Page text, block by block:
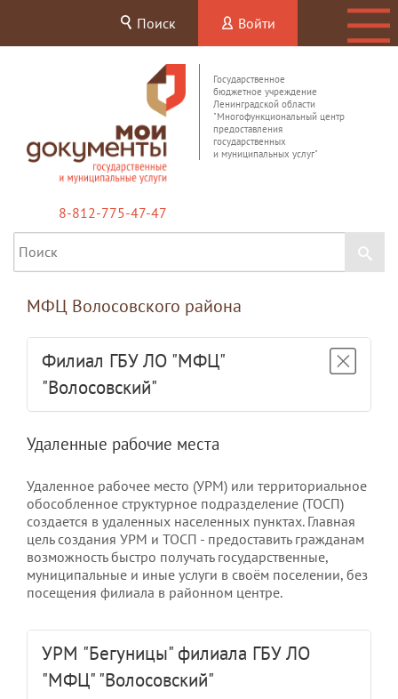
Поиск Войти
Государственное
бюджетное учреждение
Ленинградской области
"Многофункциональный центр
предоставления
государственных
и муниципальных услуг"
8-812-775-47-47
МФЦ Волосовского района
Филиал ГБУ ЛО "МФЦ"
"Волосовский"
Удаленные рабочие места
Удаленное рабочее место (УРМ) или территориальное
обособленное структурное подразделение (ТОСП)
создается в удаленных населенных пунктах. Главная
цель создания УРМ и ТОСП - предоставить гражданам
возможность быстро получать государственные,
муниципальные и иные услуги в своём поселении, без
посещения филиала в районном центре.
УРМ "Бегуницы" филиала ГБУ ЛО
"МФЦ" "Волосовский"